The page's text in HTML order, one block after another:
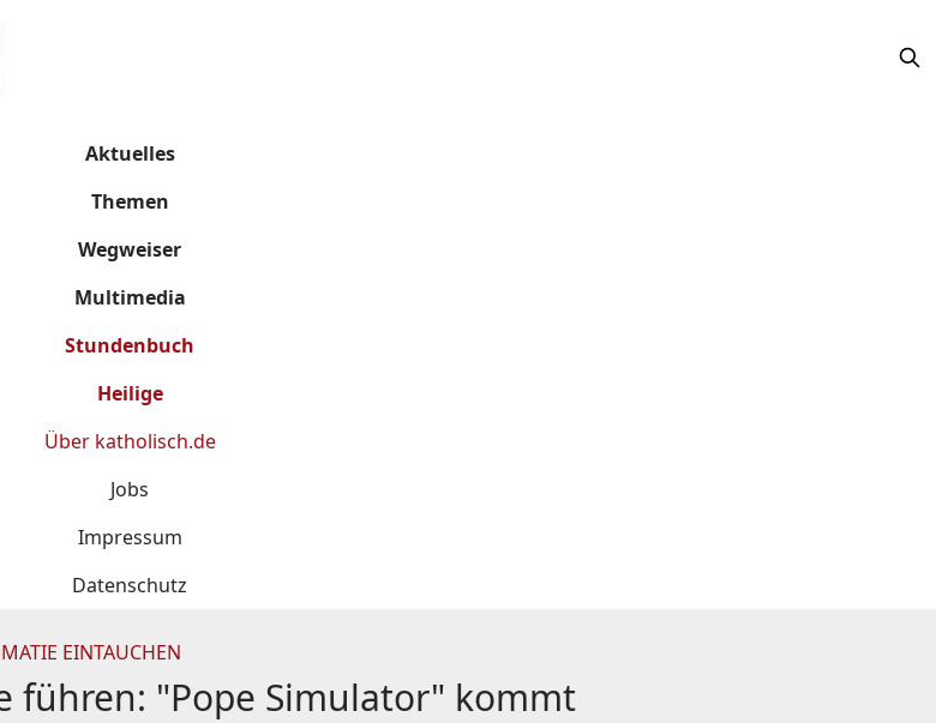
Aktuelles
Themen
Wegweiser
Multimedia
Stundenbuch
Heilige
Über katholisch.de
Jobs
Impressum
Datenschutz
EINTAUCHEN
führen: "Pope Simulator" kommt